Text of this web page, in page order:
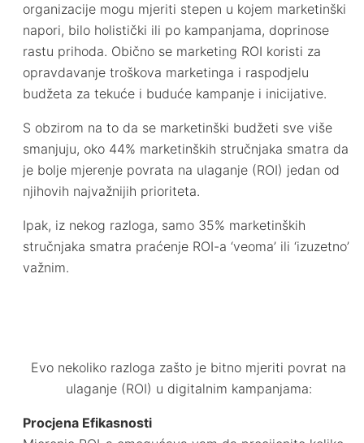
organizacije mogu mjeriti stepen u kojem marketinški
napori, bilo holistički ili po kampanjama, doprinose
rastu prihoda. Obično se marketing ROI koristi za
opravdavanje troškova marketinga i raspodjelu
budžeta za tekuće i buduće kampanje i inicijative.
S obzirom na to da se marketinški budžeti sve više
smanjuju, oko 44% marketinških stručnjaka smatra da
je bolje mjerenje povrata na ulaganje (ROI) jedan od
njihovih najvažnijih prioriteta.
Ipak, iz nekog razloga, samo 35% marketinških
stručnjaka smatra praćenje ROI-a ‘veoma’ ili ‘izuzetno’
važnim.
Evo nekoliko razloga zašto je bitno mjeriti povrat na
ulaganje (ROI) u digitalnim kampanjama:
Procjena Efikasnosti